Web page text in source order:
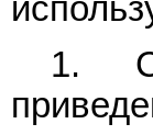
1.